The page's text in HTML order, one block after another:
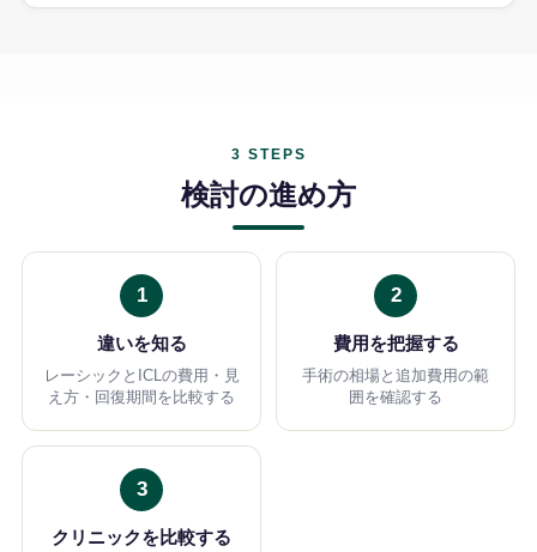
3 STEPS
検討の進め方
1
違いを知る
レーシックとICLの費用・見
え方・回復期間を比較する
2
費用を把握する
手術の相場と追加費用の範
囲を確認する
3
クリニックを比較する